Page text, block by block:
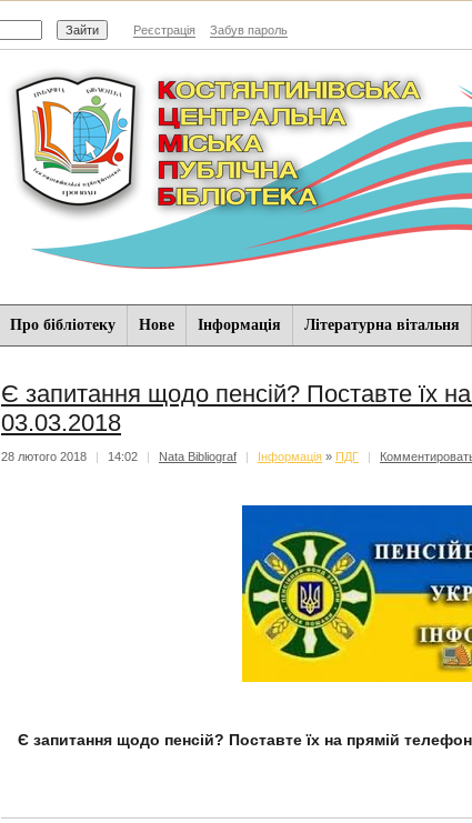
Реєстрація Забув пароль
Про бібліотеку Нове Iнформацiя Літературна вітальня
Є запитання щодо пенсій? Поставте їх
03.03.2018
28 лютого 2018 | 14:02 | Nata Bibliograf | Iнформацiя » ПДГ |
Є запитання щодо пенсій? Поставте їх на прямій